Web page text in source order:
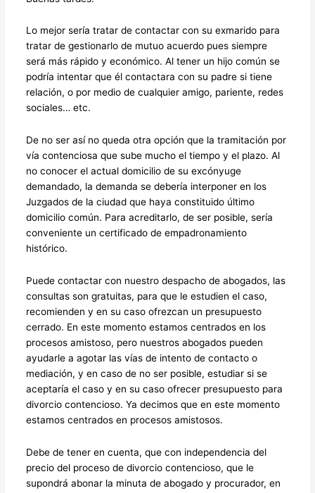
Lo mejor sería tratar de contactar con su exmarido para
tratar de gestionarlo de mutuo acuerdo pues siempre
será más rápido y económico. Al tener un hijo común se
podría intentar que él contactara con su padre si tiene
relación, o por medio de cualquier amigo, pariente, redes
sociales… etc.
De no ser así no queda otra opción que la tramitación por
vía contenciosa que sube mucho el tiempo y el plazo. Al
no conocer el actual domicilio de su excónyuge
demandado, la demanda se debería interponer en los
Juzgados de la ciudad que haya constituido último
domicilio común. Para acreditarlo, de ser posible, sería
conveniente un certificado de empadronamiento
histórico.
Puede contactar con nuestro despacho de abogados, las
consultas son gratuitas, para que le estudien el caso,
recomienden y en su caso ofrezcan un presupuesto
cerrado. En este momento estamos centrados en los
procesos amistoso, pero nuestros abogados pueden
ayudarle a agotar las vías de intento de contacto o
mediación, y en caso de no ser posible, estudiar si se
aceptaría el caso y en su caso ofrecer presupuesto para
divorcio contencioso. Ya decimos que en este momento
estamos centrados en procesos amistosos.
Debe de tener en cuenta, que con independencia del
precio del proceso de divorcio contencioso, que le
supondrá abonar la minuta de abogado y procurador, en